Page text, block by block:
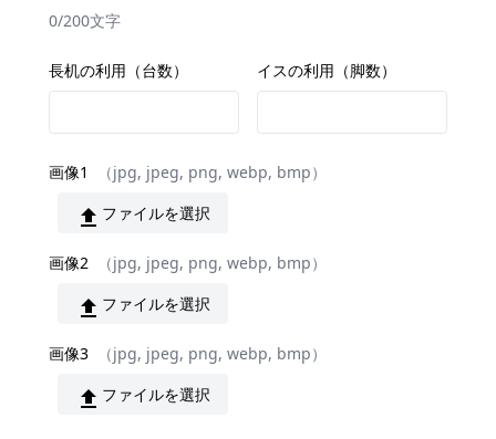
0/200文字
長机の利用（台数） イスの利用（脚数）
画像1 （jpg, jpeg, png, webp, bmp）
upload ファイルを選択
画像2 （jpg, jpeg, png, webp, bmp）
upload ファイルを選択
画像3 （jpg, jpeg, png, webp, bmp）
upload ファイルを選択